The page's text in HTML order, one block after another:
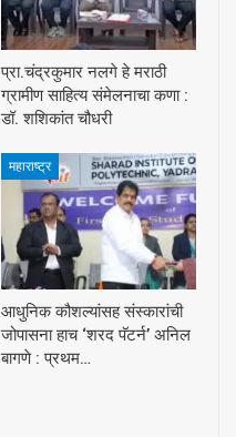
प्रा.चंद्रकुमार नलगे हे मराठी
ग्रामीण साहित्य संमेलनाचा कणा :
डॉ. शशिकांत चौधरी
महाराष्ट्र
आधुनिक कौशल्यांसह संस्कारांची
जोपासना हाच ‘शरद पॅटर्न’ अनिल
बागणे : प्रथम…